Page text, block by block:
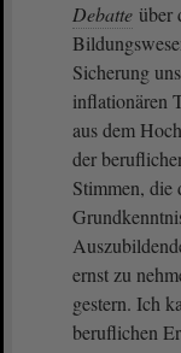
Debatte über
Sicherung
inflationären
aus dem
der
Stimmen, die
ernst zu
gestern. Ich
beruflichen